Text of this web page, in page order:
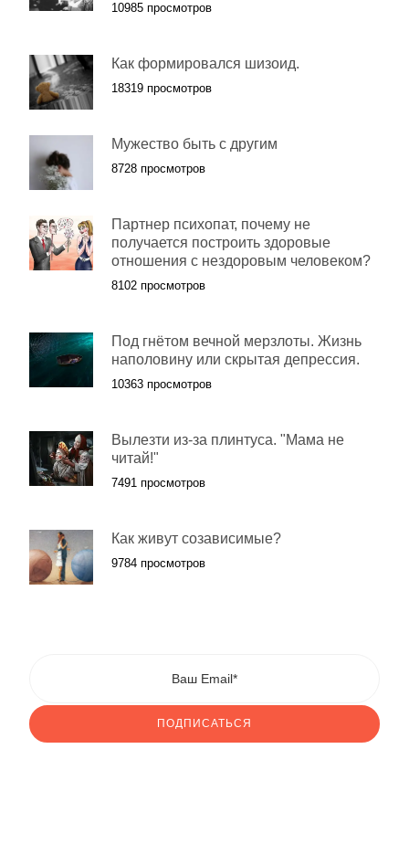
10985 просмотров
Как формировался шизоид.
18319 просмотров
Мужество быть с другим
8728 просмотров
Партнер психопат, почему не
получается построить здоровые
отношения с нездоровым человеком?
8102 просмотров
Под гнётом вечной мерзлоты. Жизнь
наполовину или скрытая депрессия.
10363 просмотров
Вылезти из-за плинтуса. "Мама не
читай!"
7491 просмотров
Как живут созависимые?
9784 просмотров
ПОДПИСАТЬСЯ